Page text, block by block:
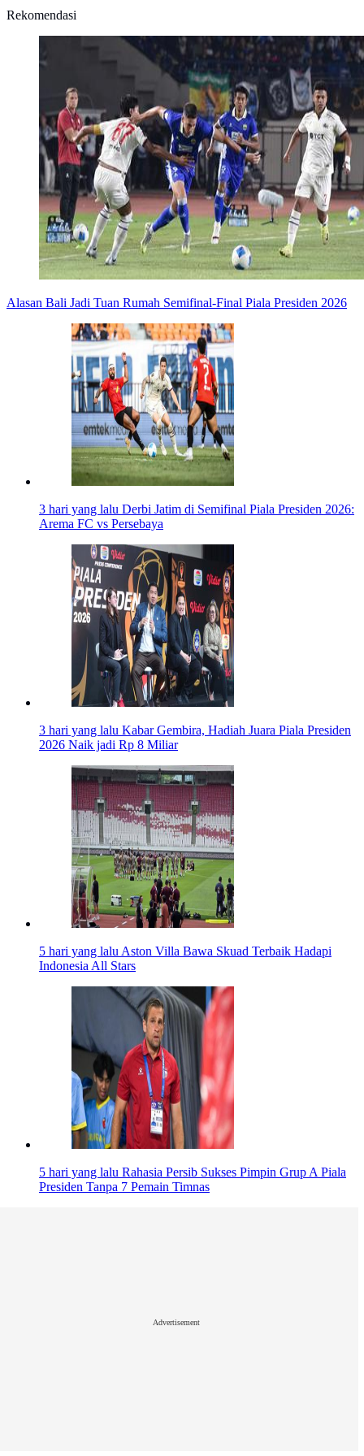
Rekomendasi
Alasan Bali Jadi Tuan Rumah Semifinal-Final Piala Presiden 2026
3 hari yang lalu Derbi Jatim di Semifinal Piala Presiden 2026:
Arema FC vs Persebaya
3 hari yang lalu Kabar Gembira, Hadiah Juara Piala Presiden
2026 Naik jadi Rp 8 Miliar
5 hari yang lalu Aston Villa Bawa Skuad Terbaik Hadapi
Indonesia All Stars
5 hari yang lalu Rahasia Persib Sukses Pimpin Grup A Piala
Presiden Tanpa 7 Pemain Timnas
Advertisement